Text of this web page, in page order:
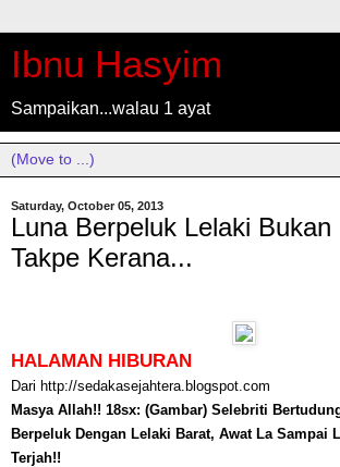
Ibnu Hasyim
Sampaikan...walau 1 ayat
Saturday, October 05, 2013
Luna Berpeluk Lelaki Bukan
Takpe Kerana...
HALAMAN HIBURAN
Dari http://sedakasejahtera.blogspot.com
Masya Allah!! 18sx: (Gambar) Selebriti
Berpeluk Dengan Lelaki Barat, Awat La Sampai
Terjah!!